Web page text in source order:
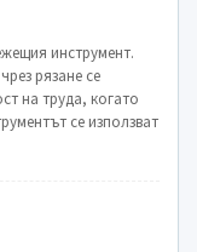
инструмент.
рязане се
на труда, когато
се използват